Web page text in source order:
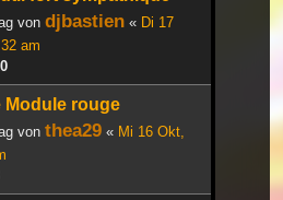
von djbastien « Di 17
am
Module rouge
von thea29 « Mi 16 Okt,